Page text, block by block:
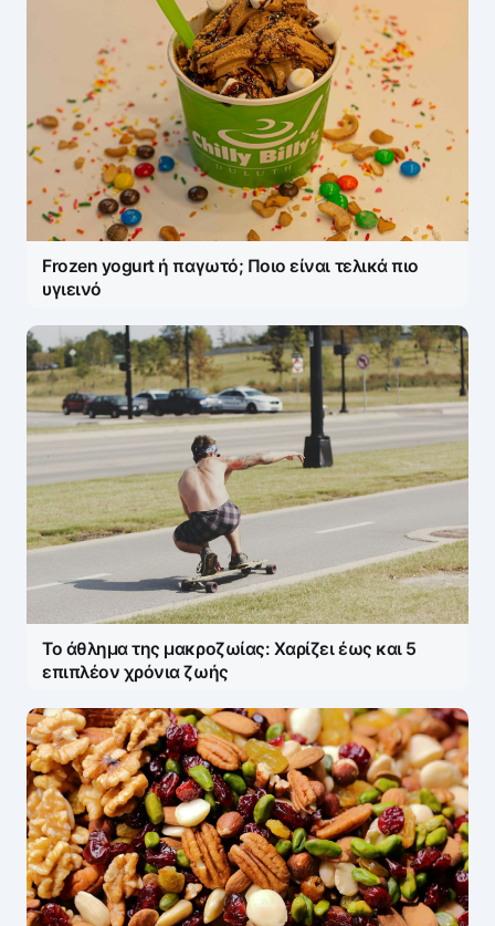
Frozen yogurt ή παγωτό; Ποιο είναι τελικά πιο
υγιεινό
Το άθλημα της μακροζωίας: Χαρίζει έως και 5
επιπλέον χρόνια ζωής